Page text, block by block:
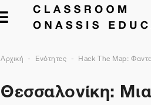
Αρχική Ενότητες Hack The Map:
Θεσσαλονίκη: